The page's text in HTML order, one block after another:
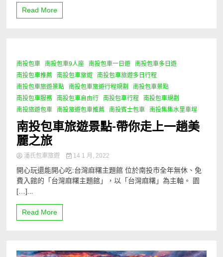
Read More
1 Minute
南投包車 南投包車9人座 南投包車一日遊
南投包車多日遊
南投包車推薦
南投包車旅遊
南投包車旅遊多日行程
南投包車旅遊景點
南投包車旅遊行程規劃
南投包車景點
南投包車服務
南投包車自由行 南投包車行程
南投包車規劃
南投旅遊包車
南投旅遊包車推薦 南投賓士包車 南投集集水里車埕
南投包車旅遊景點-帶你走上一趟美
麗之旅
潘氏包車旅遊 14 1 月, 2022
開心玩還能開心吃:台灣麻糬主題館 位於南投市全年無休、免
費入館的「台灣麻糬主題館」，以「台灣麻糬」為主軸。 園
[…]...
Read More